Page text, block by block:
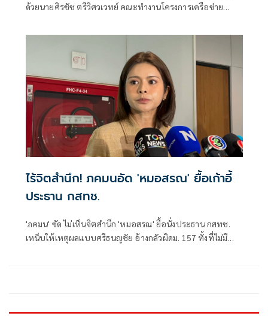
ด้วยนายศิรชัช ตรีวิศวเวทย์ คณะทำงานโครงการเครือข่าย
พัฒนาอย่างยั่งยืน แถลงคัดค้านการเยือนไทยอย่างเป็นทางการ
ไร้จิตสำนึก! ภคมนอัด 'หมอสรณ' ยื้อเก้าอี้
ประธาน กสทช.
'ภคมน' ซัด ไม่เห็นจิตสำนึก 'หมอสรณ' ยื้อนั่งประธาน กสทช.
เหน็บให้เหตุผลแบบศรีธนญชัย อ้างกลัวผิดม. 157 ทั้งที่ไม่มี